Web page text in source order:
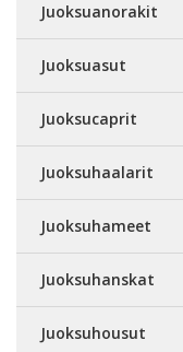
Juoksuanorakit
Juoksuasut
Juoksucaprit
Juoksuhaalarit
Juoksuhameet
Juoksuhanskat
Juoksuhousut